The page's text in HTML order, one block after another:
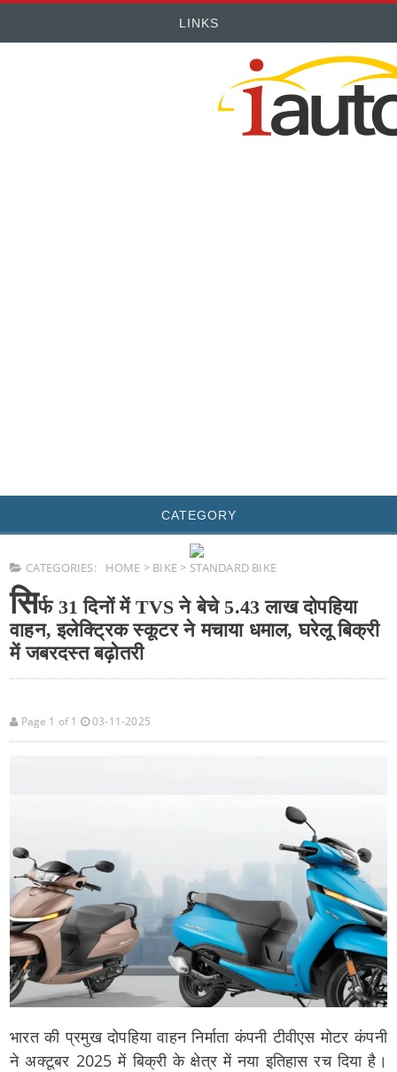
LINKS
CATEGORY
CATEGORIES: HOME > BIKE> STANDARD BIKE
सिर्फ 31 दिनों में TVS ने बेचे 5.43 लाख दोपहिया
वाहन, इलेक्ट्रिक स्कूटर ने मचाया धमाल, घरेलू बिक्री
में जबरदस्त बढ़ोतरी
Page 1 of 1 03-11-2025
भारत की प्रमुख दोपहिया वाहन निर्माता कंपनी टीवीएस मोटर कंपनी
ने अक्टूबर 2025 में बिक्री के क्षेत्र में नया इतिहास रच दिया है।